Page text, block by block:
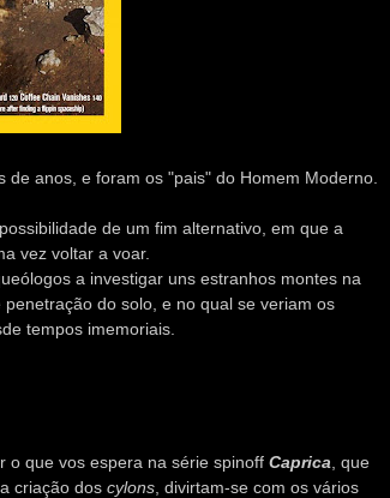
anos, e foram os "pais" do Homem Moderno.
de um fim alternativo, em que a
vez voltar a voar.
a investigar uns estranhos montes na
do solo, e no qual se veriam os
tempos imemoriais.
o que vos espera na série spinoff Caprica , que
criação dos cylons , divirtam-se com os vários